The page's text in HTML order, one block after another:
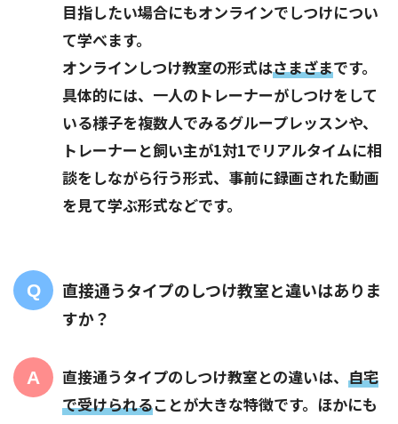
目指したい場合にもオンラインでしつけについ
て学べます。
オンラインしつけ教室の形式はさまざまです。
具体的には、一人のトレーナーがしつけをして
いる様子を複数人でみるグループレッスンや、
トレーナーと飼い主が1対1でリアルタイムに相
談をしながら行う形式、事前に録画された動画
を見て学ぶ形式などです。
直接通うタイプのしつけ教室と違いはありま
すか？
直接通うタイプのしつけ教室との違いは、 自宅
で受けられることが大きな特徴です。ほかにも